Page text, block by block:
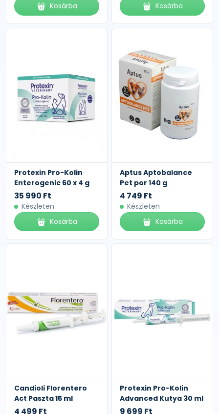
Kosárba
Kosárba
Protexin Pro-Kolin
Enterogenic 60 x 4 g
35 990 Ft
Készleten
Kosárba
Aptus Aptobalance
Pet por 140 g
4 749 Ft
Készleten
Kosárba
Candioli Florentero
Act Paszta 15 ml
4 499 Ft
Protexin Pro-Kolin
Advanced Kutya 30 ml
9 699 Ft